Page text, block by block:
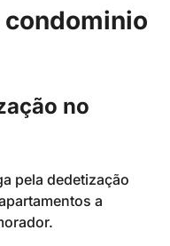
no
pela dedetização
a